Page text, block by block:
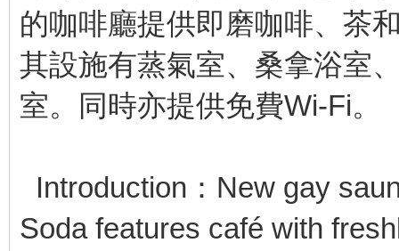
的咖啡廳提供即磨咖啡、茶
其設施有蒸氣室、桑拿浴室
室。同時亦提供免費Wi-Fi。
Introduction：New gay
Soda features café with